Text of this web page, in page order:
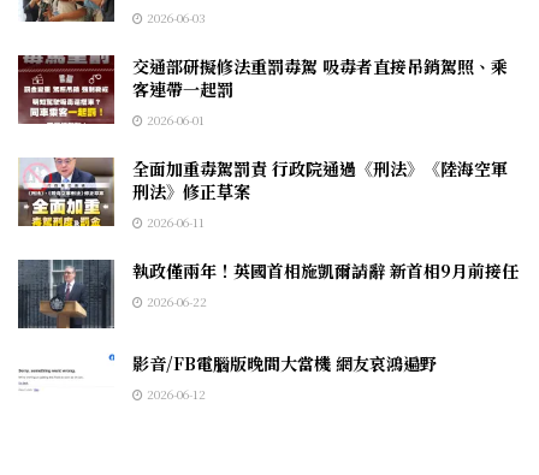
2026-06-03
交通部研擬修法重罰毒駕 吸毒者直接吊銷駕照、乘
客連帶一起罰
2026-06-01
全面加重毒駕罰責 行政院通過《刑法》《陸海空軍
刑法》修正草案
2026-06-11
執政僅兩年！英國首相施凱爾請辭 新首相9月前接任
2026-06-22
影音/FB電腦版晚間大當機 網友哀鴻遍野
2026-06-12